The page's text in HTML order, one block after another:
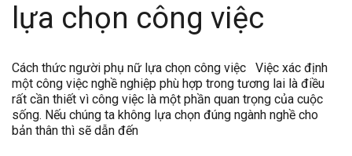
lựa chọn công việc
Cách thức người phụ nữ lựa chọn công việc Việc xác định
một công việc nghề nghiệp phù hợp trong tương lai là điều
rất cần thiết vì công việc là một phần quan trọng của cuộc
sống. Nếu chúng ta không lựa chọn đúng ngành nghề cho
bản thân thì sẽ dẫn đến